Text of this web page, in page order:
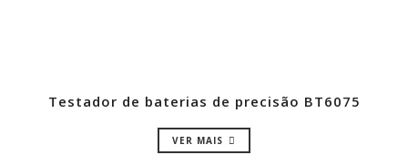
Testador de baterias de precisão BT6075
VER MAIS